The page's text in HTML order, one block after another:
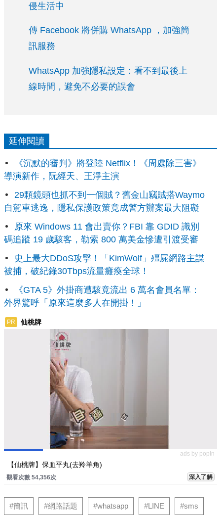
侵生活中
傳 Facebook 將併購 WhatsApp ，加強簡
訊服務
WhatsApp 加強隱私設定：看不到最後上
線時間，避免不必要的誤會
延伸閱讀
《沉默的審判》將登陸 Netflix！《周處除三害》
導演新作，阮經天、王淨主演
29顆鏡頭也抓不到一個賊？舊金山竊賊搭Waymo
自駕車逃逸，隱私保護政策竟成警方辦案最大阻礙
原來 Windows 11 會出賣你？FBI 靠 GDID 識別
碼追蹤 19 歲駭客，勒索 800 萬美金慘遭引渡受審
史上最大DDoS攻擊！「KimWolf」殭屍網路主謀
被捕，破紀錄30Tbps流量癱瘓全球！
《GTA 5》外掛商遭駭竟流出 6 萬名會員名單：
外界驚呼「原來這麼多人在開掛！」
PR 仙桃牌
ads by popIn
【仙桃牌】保血平丸(去羚羊角)
觀看次數 54,356次 深入了解
#簡訊 #網路話題 #whatsapp #LINE #sms